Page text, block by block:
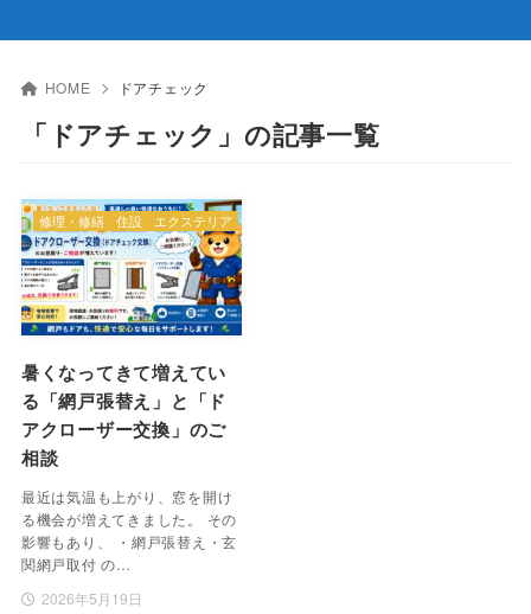
HOME ドアチェック
「ドアチェック」の記事一覧
暑くなってきて増えてい
る「網戸張替え」と「ド
アクローザー交換」のご
相談
最近は気温も上がり、窓を開け
る機会が増えてきました。 その
影響もあり、 ・網戸張替え・玄
関網戸取付 の…
2026年5月19日
修理・修繕 住設 エクステリア